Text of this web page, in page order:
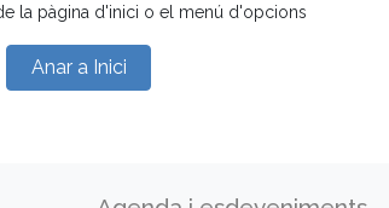
la pàgina d'inici o el menú d'opcions
Anar a Inici